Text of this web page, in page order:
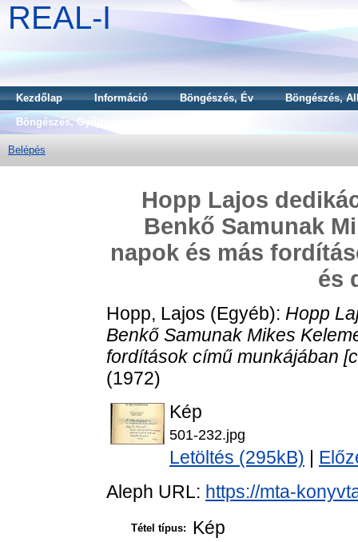
REAL-I
Kezdőlap Információ Böngészés, Év
Böngészés,
Böngészés, Gyűjtemény
Belépés
Hopp Lajos
Benkő Samunak
napok és más
és
Hopp, Lajos (Egyéb): Hopp
Benkő Samunak Mikes
fordítások című munkájában
(1972)
Kép
501-232.jpg
Letöltés (295kB)
Aleph URL: https://mta-
Tétel típus: Kép